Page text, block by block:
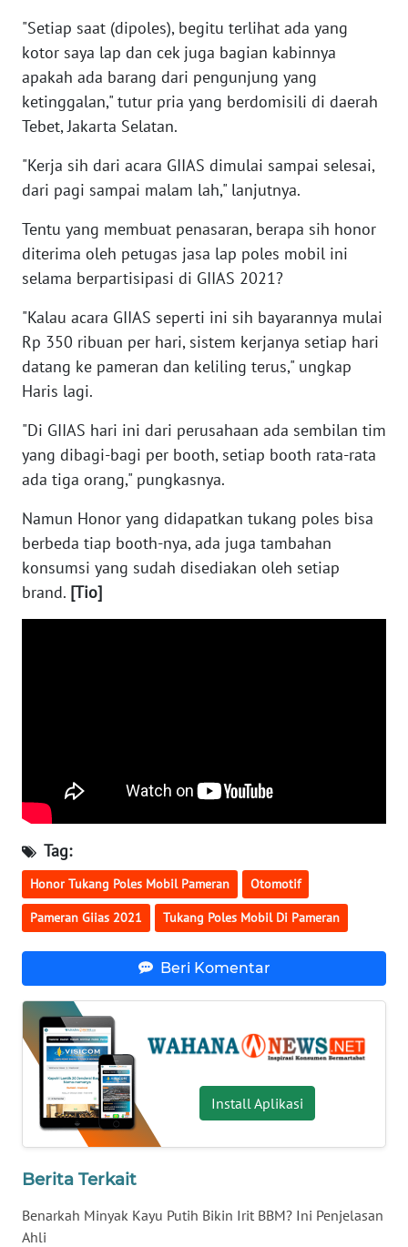
"Setiap saat (dipoles), begitu terlihat ada yang
kotor saya lap dan cek juga bagian kabinnya
apakah ada barang dari pengunjung yang
ketinggalan," tutur pria yang berdomisili di daerah
Tebet, Jakarta Selatan.
"Kerja sih dari acara GIIAS dimulai sampai selesai,
dari pagi sampai malam lah," lanjutnya.
Tentu yang membuat penasaran, berapa sih honor
diterima oleh petugas jasa lap poles mobil ini
selama berpartisipasi di GIIAS 2021?
"Kalau acara GIIAS seperti ini sih bayarannya mulai
Rp 350 ribuan per hari, sistem kerjanya setiap hari
datang ke pameran dan keliling terus," ungkap
Haris lagi.
"Di GIIAS hari ini dari perusahaan ada sembilan tim
yang dibagi-bagi per booth, setiap booth rata-rata
ada tiga orang," pungkasnya.
Namun Honor yang didapatkan tukang poles bisa
berbeda tiap booth-nya, ada juga tambahan
konsumsi yang sudah disediakan oleh setiap
brand. [Tio]
Tag:
Honor Tukang Poles Mobil Pameran Otomotif
Pameran Giias 2021 Tukang Poles Mobil Di Pameran
Beri Komentar
Install Aplikasi
Berita Terkait
Benarkah Minyak Kayu Putih Bikin Irit BBM? Ini Penjelasan
Ahli
WN
SULBAR
WN
BABEL
WN
SUMBAR
WN
SUMSEL
BENGKULU
LAMPUNG
WN
WN
NUSANTARA
JOGJA
KALBAR
WN
KALTENG
WN
KALTARA
KALSEL
WN
KALTIM
WN
SULSEL
GORONTALO
WN